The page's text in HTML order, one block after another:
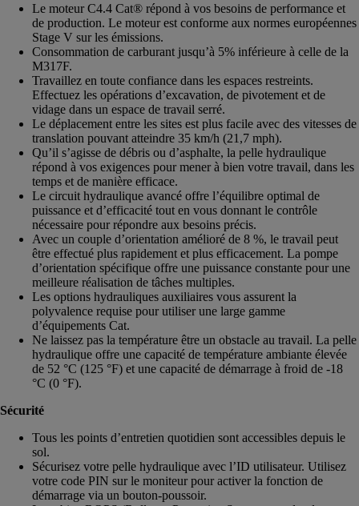
Le moteur C4.4 Cat® répond à vos besoins de performance et
de production. Le moteur est conforme aux normes européennes
Stage V sur les émissions.
Consommation de carburant jusqu’à 5% inférieure à celle de la
M317F.
Travaillez en toute confiance dans les espaces restreints.
Effectuez les opérations d’excavation, de pivotement et de
vidage dans un espace de travail serré.
Le déplacement entre les sites est plus facile avec des vitesses de
translation pouvant atteindre 35 km/h (21,7 mph).
Qu’il s’agisse de débris ou d’asphalte, la pelle hydraulique
répond à vos exigences pour mener à bien votre travail, dans les
temps et de manière efficace.
Le circuit hydraulique avancé offre l’équilibre optimal de
puissance et d’efficacité tout en vous donnant le contrôle
nécessaire pour répondre aux besoins précis.
Avec un couple d’orientation amélioré de 8 %, le travail peut
être effectué plus rapidement et plus efficacement. La pompe
d’orientation spécifique offre une puissance constante pour une
meilleure réalisation de tâches multiples.
Les options hydrauliques auxiliaires vous assurent la
polyvalence requise pour utiliser une large gamme
d’équipements Cat.
Ne laissez pas la température être un obstacle au travail. La pelle
hydraulique offre une capacité de température ambiante élevée
de 52 °C (125 °F) et une capacité de démarrage à froid de -18
°C (0 °F).
Sécurité
Tous les points d’entretien quotidien sont accessibles depuis le
sol.
Sécurisez votre pelle hydraulique avec l’ID utilisateur. Utilisez
votre code PIN sur le moniteur pour activer la fonction de
démarrage via un bouton-poussoir.